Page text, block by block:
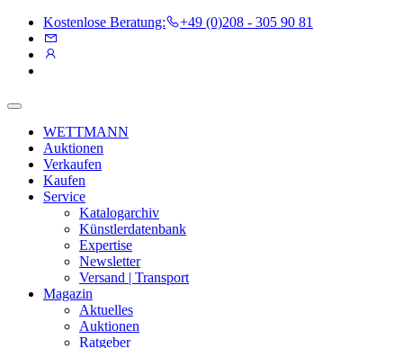
Kostenlose Beratung: +49 (0)208 - 305 90 81
WETTMANN
Auktionen
Verkaufen
Kaufen
Service
Katalogarchiv
Künstlerdatenbank
Expertise
Newsletter
Versand | Transport
Magazin
Aktuelles
Auktionen
Ratgeber